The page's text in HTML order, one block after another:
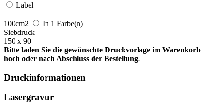
Label
100cm2
In 1 Farbe(n)
Siebdruck
150 x 90
Bitte laden Sie die gewünschte Druckvorlage im Warenkorb
hoch oder nach Abschluss der Bestellung.
Druckinformationen
Lasergravur